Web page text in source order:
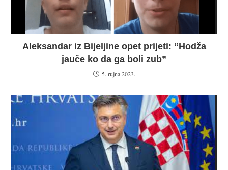
Aleksandar iz Bijeljine opet prijeti: “Hodža
jauče ko da ga boli zub”
5. rujna 2023.